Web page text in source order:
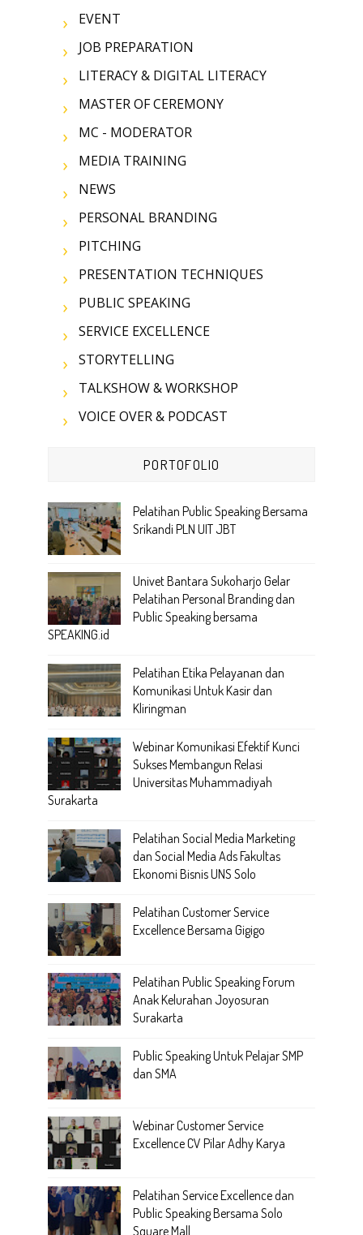
EVENT
JOB PREPARATION
LITERACY & DIGITAL LITERACY
MASTER OF CEREMONY
MC - MODERATOR
MEDIA TRAINING
NEWS
PERSONAL BRANDING
PITCHING
PRESENTATION TECHNIQUES
PUBLIC SPEAKING
SERVICE EXCELLENCE
STORYTELLING
TALKSHOW & WORKSHOP
VOICE OVER & PODCAST
PORTOFOLIO
Pelatihan Public Speaking Bersama
Srikandi PLN UIT JBT
Univet Bantara Sukoharjo Gelar
Pelatihan Personal Branding dan
Public Speaking bersama
SPEAKING.id
Pelatihan Etika Pelayanan dan
Komunikasi Untuk Kasir dan
Kliringman
Webinar Komunikasi Efektif Kunci
Sukses Membangun Relasi
Universitas Muhammadiyah
Surakarta
Pelatihan Social Media Marketing
dan Social Media Ads Fakultas
Ekonomi Bisnis UNS Solo
Pelatihan Customer Service
Excellence Bersama Gigigo
Pelatihan Public Speaking Forum
Anak Kelurahan Joyosuran
Surakarta
Public Speaking Untuk Pelajar SMP
dan SMA
Webinar Customer Service
Excellence CV Pilar Adhy Karya
Pelatihan Service Excellence dan
Public Speaking Bersama Solo
Square Mall